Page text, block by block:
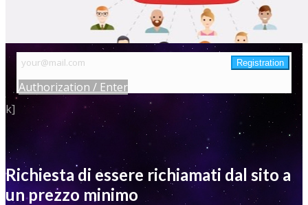
Authorization / Enter
k]
Richiesta di essere richiamati dal sito a
un prezzo minimo